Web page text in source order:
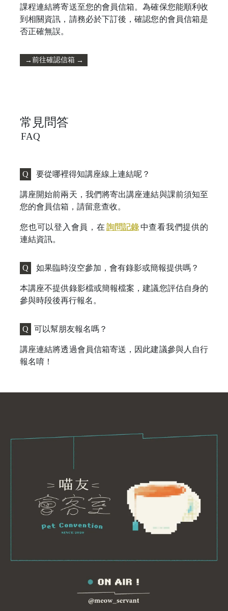
課程連結將寄送至您的會員信箱。為確保您能順利收
到相關資訊，請務必於下訂後，確認您的會員信箱是
否正確無誤。
→前往確認信箱 →
常見問答
FAQ
Q 要從哪裡得知講座線上連結呢？
講座開始前兩天，我們將寄出講座連結與課前須知至
您的會員信箱，請留意查收。
您也可以登入會員，在 詢問記錄中查看我們提供的
連結資訊。
Q 如果臨時沒空參加，會有錄影或簡報提供嗎？
本講座不提供錄影檔或簡報檔案，建議您評估自身的
參與時段後再行報名。
Q 可以幫朋友報名嗎？
講座連結將透過會員信箱寄送，因此建議參與人自行
報名唷！